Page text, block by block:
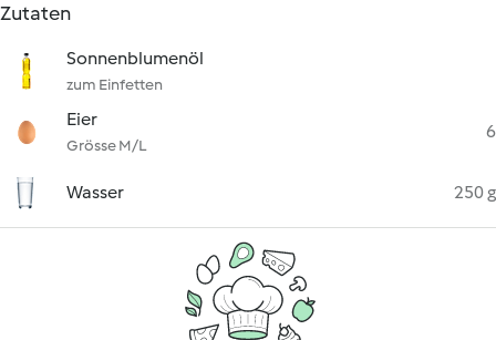
Zutaten
Sonnenblumenöl
zum Einfetten
Eier
Grösse M/L
6
Wasser 250 g